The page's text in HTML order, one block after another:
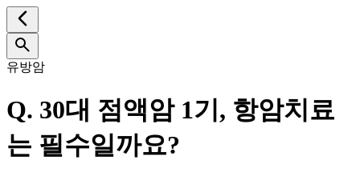
유방암
Q. 30대 점액암 1기, 항암치료
는 필수일까요?